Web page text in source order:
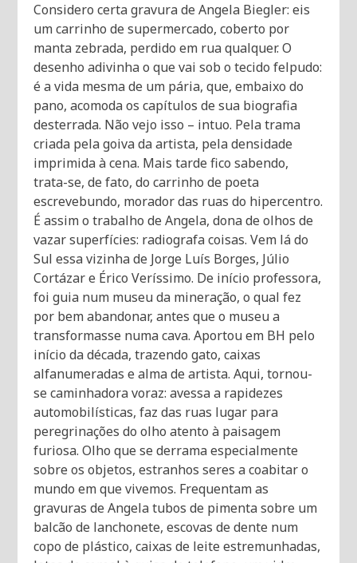
Considero certa gravura de Angela Biegler: eis
um carrinho de supermercado, coberto por
manta zebrada, perdido em rua qualquer. O
desenho adivinha o que vai sob o tecido felpudo:
é a vida mesma de um pária, que, embaixo do
pano, acomoda os capítulos de sua biografia
desterrada. Não vejo isso – intuo. Pela trama
criada pela goiva da artista, pela densidade
imprimida à cena. Mais tarde fico sabendo,
trata-se, de fato, do carrinho de poeta
escrevebundo, morador das ruas do hipercentro.
É assim o trabalho de Angela, dona de olhos de
vazar superfícies: radiografa coisas. Vem lá do
Sul essa vizinha de Jorge Luís Borges, Júlio
Cortázar e Érico Veríssimo. De início professora,
foi guia num museu da mineração, o qual fez
por bem abandonar, antes que o museu a
transformasse numa cava. Aportou em BH pelo
início da década, trazendo gato, caixas
alfanumeradas e alma de artista. Aqui, tornou-
se caminhadora voraz: avessa a rapidezes
automobilísticas, faz das ruas lugar para
peregrinações do olho atento à paisagem
furiosa. Olho que se derrama especialmente
sobre os objetos, estranhos seres a coabitar o
mundo em que vivemos. Frequentam as
gravuras de Angela tubos de pimenta sobre um
balcão de lanchonete, escovas de dente num
copo de plástico, caixas de leite estremunhadas,